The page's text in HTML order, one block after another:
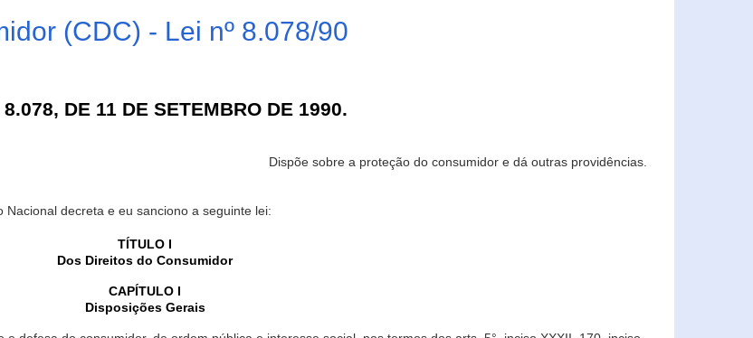
(CDC) - Lei nº 8.078/90
8.078, DE 11 DE SETEMBRO DE 1990.
Dispõe sobre a proteção do consumidor e dá outras providências.
Nacional decreta e eu sanciono a seguinte lei:
TÍTULO I
Dos Direitos do Consumidor
CAPÍTULO I
Disposições Gerais